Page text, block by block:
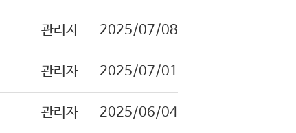
관리자 2025/07/08
관리자 2025/07/01
관리자 2025/06/04